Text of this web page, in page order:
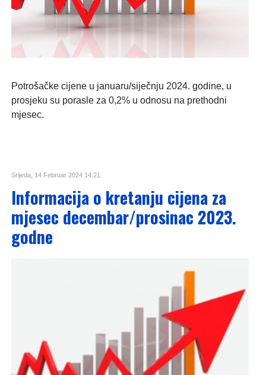
Potrošačke cijene u januaru/siječnju 2024. godine, u
prosjeku su porasle za 0,2% u odnosu na prethodni
mjesec.
Srijeda, 14 Februar 2024 14:21
Informacija o kretanju cijena za
mjesec decembar/prosinac 2023.
godne